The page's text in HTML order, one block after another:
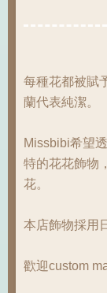
每種花都被賦
蘭代表純潔。
Missbibi希望
特的花花飾物
花。
本店飾物採用
歡迎custom